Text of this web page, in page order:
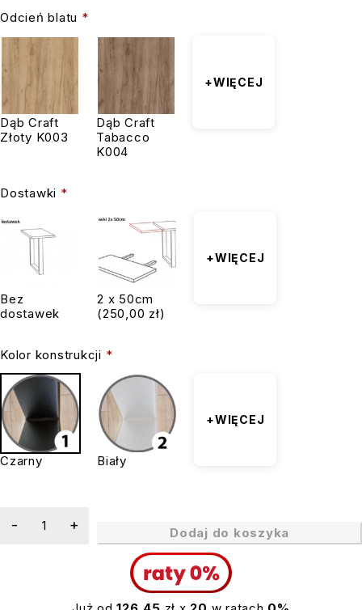
Odcień blatu *
Dąb Craft
Złoty K003
Dąb Craft
Tabacco
K004
+WIĘCEJ
Dostawki *
Bez
dostawek
2 x 50cm
(250,00 zł)
+WIĘCEJ
Kolor konstrukcji *
Czarny Biały
+WIĘCEJ
Dodaj do koszyka